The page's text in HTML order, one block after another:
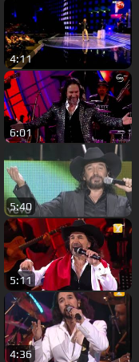
4:11
6:01
5:40
5:11
4:36